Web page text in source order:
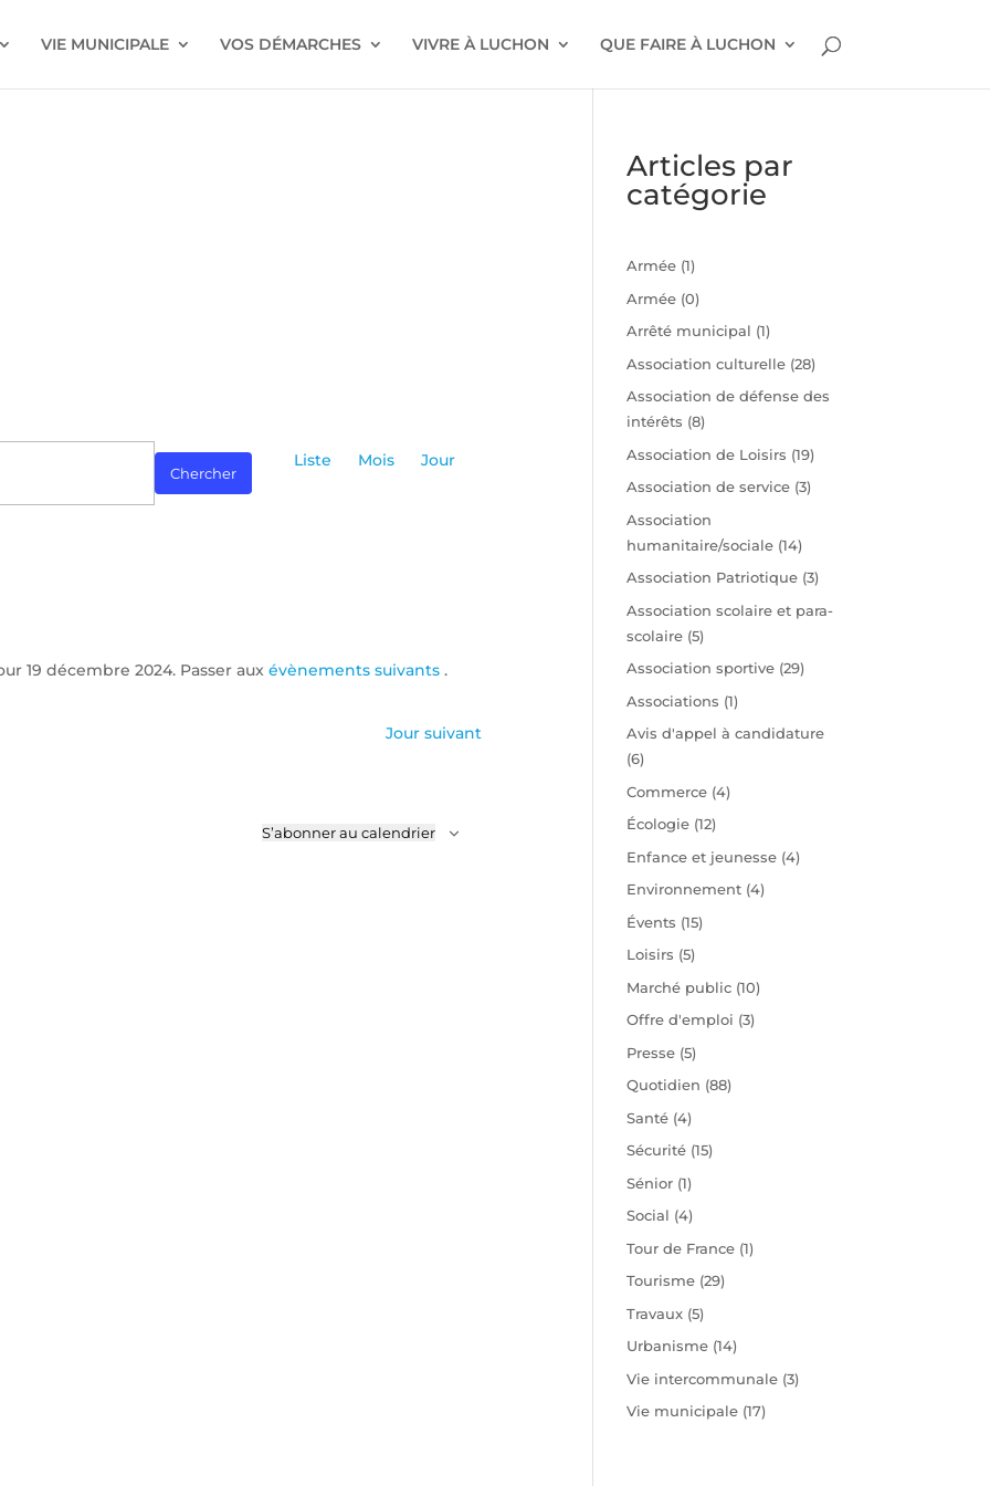
VIE MUNICIPALE VOS DÉMARCHES VIVRE À LUCHON QUE FAIRE À LUCHON
Notice
19 décembre 2024. Passer aux évènements suivants .
Chercher
de
Liste Mois Jour
Jour suivant
S’abonner au calendrier
Articles par
catégorie
Armée (1)
Armée (0)
Arrêté municipal (1)
Association culturelle (28)
Association de défense des
intérêts (8)
Association de Loisirs (19)
Association de service (3)
Association
humanitaire/sociale (14)
Association Patriotique (3)
Association scolaire et para-
scolaire (5)
Association sportive (29)
Associations (1)
Avis d'appel à candidature
(6)
Commerce (4)
Écologie (12)
Enfance et jeunesse (4)
Environnement (4)
Évents (15)
Loisirs (5)
Marché public (10)
Offre d'emploi (3)
Presse (5)
Quotidien (88)
Santé (4)
Sécurité (15)
Sénior (1)
Social (4)
Tour de France (1)
Tourisme (29)
Travaux (5)
Urbanisme (14)
Vie intercommunale (3)
Vie municipale (17)